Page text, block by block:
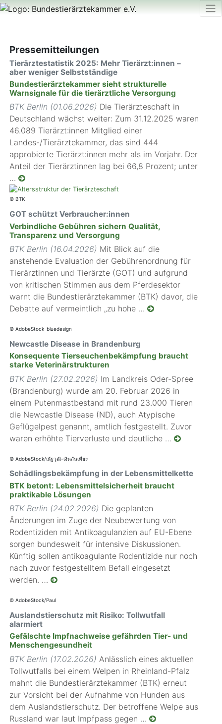
Pressemitteilungen
© BTK
Tierärztestatistik 2025: Mehr Tierärzt:innen –
aber weniger Selbstständige
Bundestierärztekammer sieht strukturelle
Warnsignale für die tierärztliche Versorgung
BTK Berlin (01.06.2026) Die Tierärzteschaft in
Deutschland wächst weiter: Zum 31.12.2025 waren
46.089 Tierärzt:innen Mitglied einer
Landes-/Tierärztekammer, das sind 444
approbierte Tierärzt:innen mehr als im Vorjahr. Der
Anteil der Tierärztinnen lag bei 66,8 Prozent; unter
…
© AdobeStock_bluedesign
GOT schützt Verbraucher:innen
Verbindliche Gebühren sichern Qualität,
Transparenz und Versorgung
BTK Berlin (16.04.2026) Mit Blick auf die
anstehende Evaluation der Gebührenordnung für
Tierärztinnen und Tierärzte (GOT) und aufgrund
von kritischen Stimmen aus dem Pferdesektor
warnt die Bundestierärztekammer (BTK) davor, die
Debatte auf vermeintlich „zu hohe …
© AdobeStock/ณัฐวุฒิ-เงินสันเทียะ
Newcastle Disease in Brandenburg
Konsequente Tierseuchenbekämpfung braucht
starke Veterinärstrukturen
BTK Berlin (27.02.2026) Im Landkreis Oder-Spree
(Brandenburg) wurde am 20. Februar 2026 in
einem Putenmastbestand mit rund 23.000 Tieren
die Newcastle Disease (ND), auch Atypische
Geflügelpest genannt, amtlich festgestellt. Zuvor
waren erhöhte Tierverluste und deutliche …
© AdobeStock/Paul
Schädlingsbekämpfung in der Lebensmittelkette
BTK betont: Lebensmittelsicherheit braucht
praktikable Lösungen
BTK Berlin (24.02.2026) Die geplanten
Änderungen im Zuge der Neubewertung von
Rodentiziden mit Antikoagulanzien auf EU-Ebene
sorgen bundesweit für intensive Diskussionen.
Künftig sollen antikoagulante Rodentizide nur noch
nach zuvor festgestelltem Befall eingesetzt
werden. …
Auslandstierschutz mit Risiko: Tollwutfall
alarmiert
Gefälschte Impfnachweise gefährden Tier- und
Menschengesundheit
BTK Berlin (17.02.2026) Anlässlich eines aktuellen
Tollwutfalls bei einem Welpen in Rheinland-Pfalz
mahnt die Bundestierärztekammer (BTK) erneut
zur Vorsicht bei der Aufnahme von Hunden aus
dem Auslandstierschutz. Der betroffene Welpe aus
Russland war laut Impfpass gegen …